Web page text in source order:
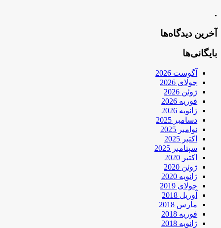
.
آخرین دیدگاه‌ها
بایگانی‌ها
آگوست 2026
جولای 2026
ژوئن 2026
فوریه 2026
ژانویه 2026
دسامبر 2025
نوامبر 2025
اکتبر 2025
سپتامبر 2025
اکتبر 2020
ژوئن 2020
ژانویه 2020
جولای 2019
آوریل 2018
مارس 2018
فوریه 2018
ژانویه 2018